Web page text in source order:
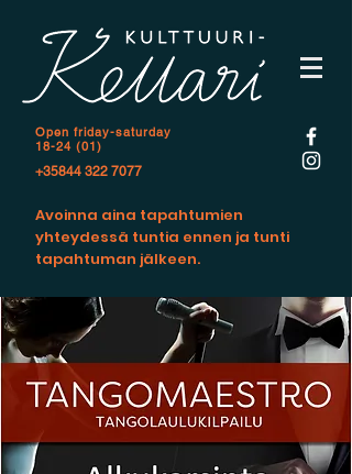
Open friday-saturday
18-24 (01)
+35844 322 7077
Avoinna aina tapahtumien
yhteydessä tuntia ennen ja tunti
tapahtuman jälkeen.